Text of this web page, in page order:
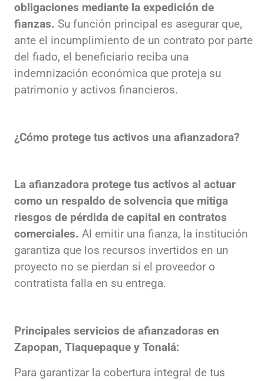
obligaciones mediante la expedición de
fianzas. Su función principal es asegurar que,
ante el incumplimiento de un contrato por parte
del fiado, el beneficiario reciba una
indemnización económica que proteja su
patrimonio y activos financieros.
¿Cómo protege tus activos una afianzadora?
La afianzadora protege tus activos al actuar
como un respaldo de solvencia que mitiga
riesgos de pérdida de capital en contratos
comerciales. Al emitir una fianza, la institución
garantiza que los recursos invertidos en un
proyecto no se pierdan si el proveedor o
contratista falla en su entrega.
Principales servicios de afianzadoras en
Zapopan, Tlaquepaque y Tonalá:
Para garantizar la cobertura integral de tus